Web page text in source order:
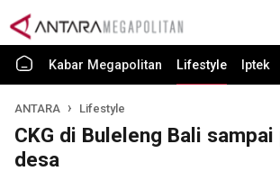
Kabar Megapolitan Lifestyle Iptek
ANTARA Lifestyle
CKG di Buleleng Bali
desa